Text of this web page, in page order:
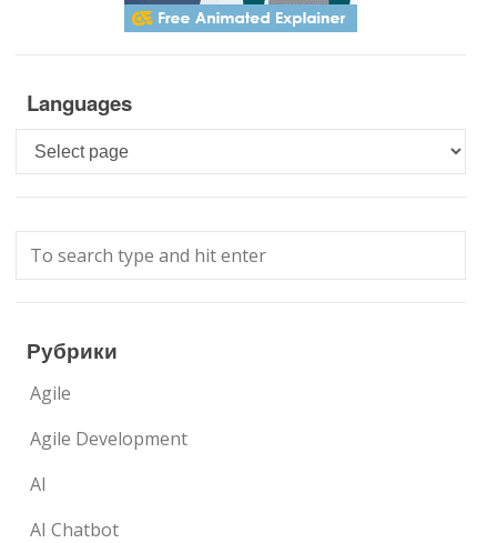
Languages
Languages
Рубрики
Agile
Agile Development
AI
AI Chatbot